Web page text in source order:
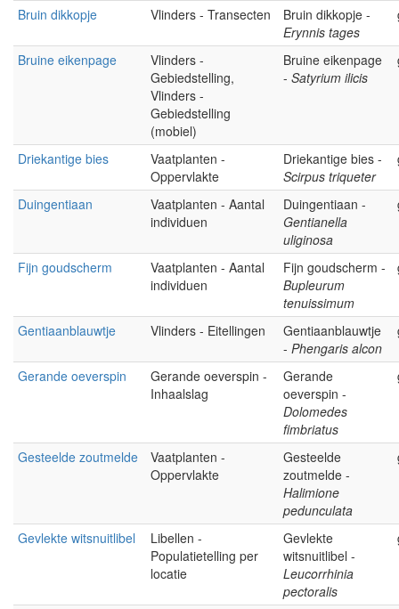
Bruin dikkopje Vlinders - Transecten
Bruin dikkopje -
Erynnis tages
Bruine eikenpage
Vlinders -
Gebiedstelling,
Vlinders -
Gebiedstelling
(mobiel)
Bruine eikenpage
- Satyrium ilicis
Driekantige bies
Vaatplanten -
Oppervlakte
Driekantige bies -
Scirpus triqueter
Duingentiaan
Vaatplanten - Aantal
individuen
Duingentiaan -
Gentianella
uliginosa
Fijn goudscherm
Vaatplanten - Aantal
individuen
Fijn goudscherm -
Bupleurum
tenuissimum
Gentiaanblauwtje Vlinders - Eitellingen
Gentiaanblauwtje
- Phengaris alcon
Gerande oeverspin
Gerande oeverspin -
Inhaalslag
Gerande
oeverspin -
Dolomedes
fimbriatus
Gesteelde zoutmelde
Vaatplanten -
Oppervlakte
Gesteelde
zoutmelde -
Halimione
pedunculata
Gevlekte witsnuitlibel
Libellen -
Populatietelling per
locatie
Gevlekte
witsnuitlibel -
Leucorrhinia
pectoralis